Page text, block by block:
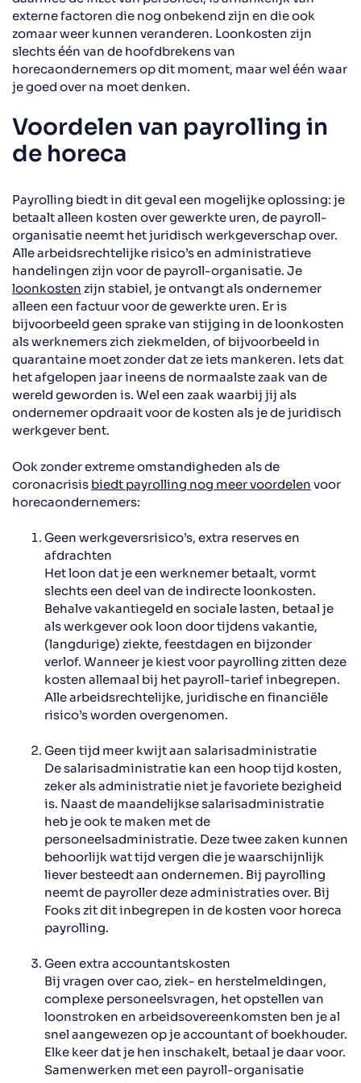
externe factoren die nog onbekend zijn en die ook
zomaar weer kunnen veranderen. Loonkosten zijn
slechts één van de hoofdbrekens van
horecaondernemers op dit moment, maar wel één waar
je goed over na moet denken.
Voordelen van payrolling in
de horeca
Payrolling biedt in dit geval een mogelijke oplossing: je
betaalt alleen kosten over gewerkte uren, de payroll-
organisatie neemt het juridisch werkgeverschap over.
Alle arbeidsrechtelijke risico’s en administratieve
handelingen zijn voor de payroll-organisatie. Je
loonkosten zijn stabiel, je ontvangt als ondernemer
alleen een factuur voor de gewerkte uren. Er is
bijvoorbeeld geen sprake van stijging in de loonkosten
als werknemers zich ziekmelden, of bijvoorbeeld in
quarantaine moet zonder dat ze iets mankeren. Iets dat
het afgelopen jaar ineens de normaalste zaak van de
wereld geworden is. Wel een zaak waarbij jij als
ondernemer opdraait voor de kosten als je de juridisch
werkgever bent.
Ook zonder extreme omstandigheden als de
coronacrisis biedt payrolling nog meer voordelen voor
horecaondernemers:
Geen werkgeversrisico’s, extra reserves en
afdrachten
Het loon dat je een werknemer betaalt, vormt
slechts een deel van de indirecte loonkosten.
Behalve vakantiegeld en sociale lasten, betaal je
als werkgever ook loon door tijdens vakantie,
(langdurige) ziekte, feestdagen en bijzonder
verlof. Wanneer je kiest voor payrolling zitten deze
kosten allemaal bij het payroll-tarief inbegrepen.
Alle arbeidsrechtelijke, juridische en financiële
risico’s worden overgenomen.
Geen tijd meer kwijt aan salarisadministratie
Desalarisadministratie kan een hoop tijd kosten,
zeker als administratie niet je favoriete bezigheid
is. Naast de maandelijkse salarisadministratie
heb je ook te maken met de
personeelsadministratie. Deze twee zaken kunnen
behoorlijk wat tijd vergen die je waarschijnlijk
liever besteedt aan ondernemen. Bij payrolling
neemt de payroller deze administraties over. Bij
Fookszit dit inbegrepen in de kosten voor horeca
payrolling.
Geen extra accountantskosten
Bij vragen over cao, ziek- en herstelmeldingen,
complexe personeelsvragen, het opstellen van
loonstroken en arbeidsovereenkomsten ben je al
snel aangewezen op je accountant of boekhouder.
Elke keer dat je hen inschakelt, betaal je daar voor.
Samenwerken met een payroll-organisatie